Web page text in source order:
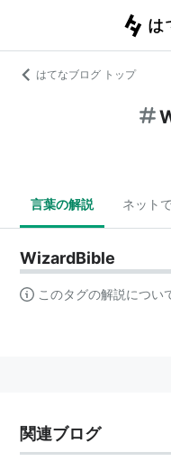
はてなブログ トップ
言葉の解説 ネット
WizardBible
このタグの解説につい
関連ブログ